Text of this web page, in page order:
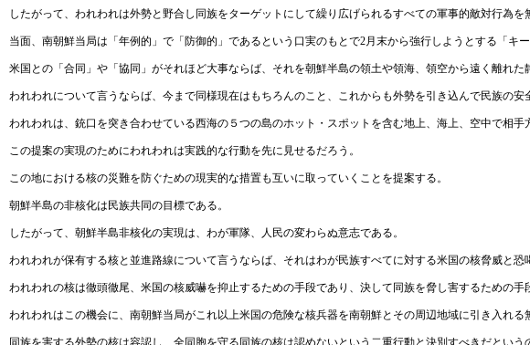
したがって、われわれは外勢と野合し同族をターゲットにして繰り広げられるすべての軍事的敵対行為
当面、南朝鮮当局は「年例的」で「防御的」であるという口実のもとで2月末から強行しようとする「
米国との「合同」や「協同」がそれほど大事ならば、それを朝鮮半島の領土や領海、領空から遠く離れ
われわれについて言うならば、今まで同様現在はもちろんのこと、これからも外勢を引き込んで民族の
われわれは、銃口を突き合わせている西海の５つの島のホット・スポットを含む地上、海上、空中で相
この提案の実現のためにわれわれは実践的な行動を先に見せるだろう。
この地における核の災難を防ぐための現実的な措置も互いに取っていくことを提案する。
朝鮮半島の非核化は民族共同の目標である。
したがって、朝鮮半島非核化の実現は、わが軍隊、人民の変わらぬ意志である。
われわれが保有する核と並進路線について言うならば、それはわが民族すべてに対する米国の核脅威と
われわれの核は徹頭徹尾、米国の核威嚇を抑止するための手段であり、決して同族を脅し害するための手
われわれはこの機会に、南朝鮮当局がこれ以上米国の危険な核兵器を南朝鮮とその周辺地域に引き入れ
同族を害する外勢の核は容認し、全同胞を守る同族の核は認めないという二重行動と決別すべきだという